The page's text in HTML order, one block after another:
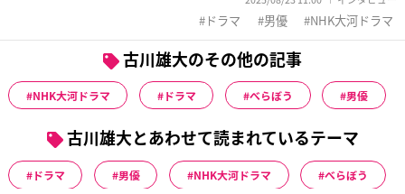
ドラマ 男優 NHK大河ドラマ
古川雄大のその他の記事
NHK大河ドラマ ドラマ べらぼう 男優
古川雄大とあわせて読まれているテーマ
ドラマ 男優 NHK大河ドラマ べらぼう